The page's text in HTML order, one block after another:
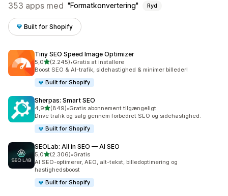
353 apps med Formatkonvertering Ryd
Built for Shopify
Tiny SEO Speed Image Optimizer
5,0ud af 5 stjerner
(2.245)
2245 anmeldelser i alt
•Gratis at installere
Boost SEO & AI-trafik, sidehastighed & minimer billeder!
Built for Shopify
Sherpas: Smart SEO
4,9ud af 5 stjerner
(849)
849 anmeldelser i alt
•Gratis abonnement tilgængeligt
Drive trafik og salg gennem forbedret SEO og sidehastighed.
Built for Shopify
SEOLab: All in SEO — AI SEO
5,0ud af 5 stjerner
(2.306)
2306 anmeldelser i alt
•Gratis
AI SEO-optimerer, AEO, alt-tekst, billedoptimering og
hastighedsboost
Built for Shopify